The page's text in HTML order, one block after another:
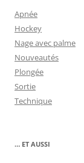
Apnée
Hockey
Nage avec palme
Nouveautés
Plongée
Sortie
Technique
… ET AUSSI